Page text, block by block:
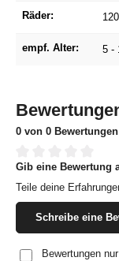
Räder:
empf. Alter: 5 -
0 von 0 Bewertungen
Durchschnittliche
Gib eine Bewertung
Teile deine
Schreibe eine
Bewertungen